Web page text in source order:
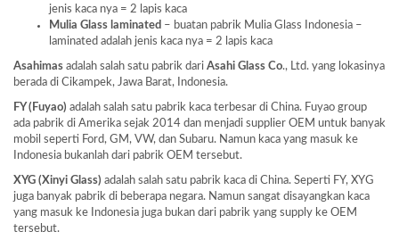
jenis kaca nya = 2 lapis kaca
Mulia Glass laminated – buatan pabrik Mulia Glass Indonesia –
laminated adalah jenis kaca nya = 2 lapis kaca
Asahimas adalah salah satu pabrik dari Asahi Glass Co., Ltd. yang lokasinya
berada di Cikampek, Jawa Barat, Indonesia.
FY (Fuyao) adalah salah satu pabrik kaca terbesar di China. Fuyao group
ada pabrik di Amerika sejak 2014 dan menjadi supplier OEM untuk banyak
mobil seperti Ford, GM, VW, dan Subaru. Namun kaca yang masuk ke
Indonesia bukanlah dari pabrik OEM tersebut.
XYG (Xinyi Glass) adalah salah satu pabrik kaca di China. Seperti FY, XYG
juga banyak pabrik di beberapa negara. Namun sangat disayangkan kaca
yang masuk ke Indonesia juga bukan dari pabrik yang supply ke OEM
tersebut.